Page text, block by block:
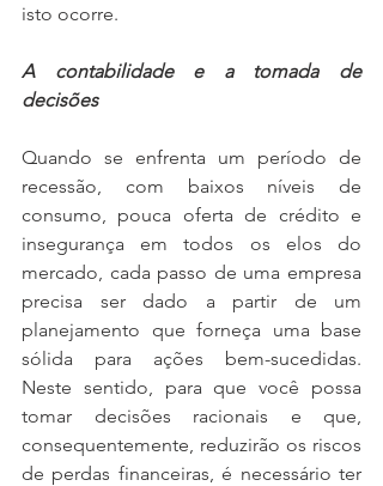
isto ocorre.
A contabilidade e a tomada de
decisões
Quando se enfrenta um período de
recessão, com baixos níveis de
consumo, pouca oferta de crédito e
insegurança em todos os elos do
mercado, cada passo de uma empresa
precisa ser dado a partir de um
planejamento que forneça uma base
sólida para ações bem-sucedidas.
Neste sentido, para que você possa
tomar decisões racionais e que,
consequentemente, reduzirão os riscos
de perdas financeiras, é necessário ter